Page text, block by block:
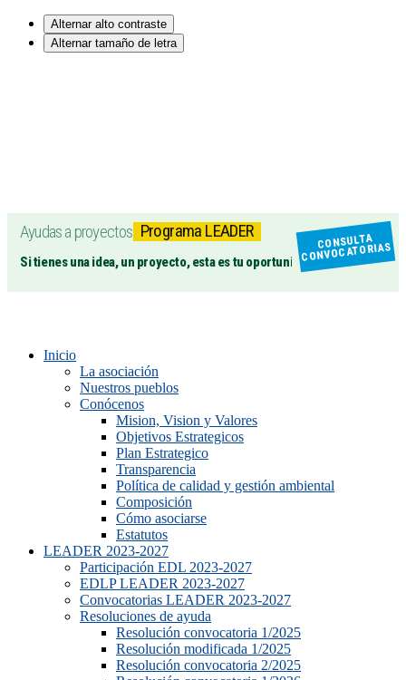
Alternar alto contraste
Alternar tamaño de letra
Ayudas a proyectos Programa LEADER
Si tienes una idea, un proyecto, esta es tu oportunidad
CONSULTA
CONVOCATORIAS
Inicio
La asociación
Nuestros pueblos
Conócenos
Mision, Vision y Valores
Objetivos Estrategicos
Plan Estrategico
Transparencia
Política de calidad y gestión ambiental
Composición
Cómo asociarse
Estatutos
LEADER 2023-2027
Participación EDL 2023-2027
EDLP LEADER 2023-2027
Convocatorias LEADER 2023-2027
Resoluciones de ayuda
Resolución convocatoria 1/2025
Resolución modificada 1/2025
Resolución convocatoria 2/2025